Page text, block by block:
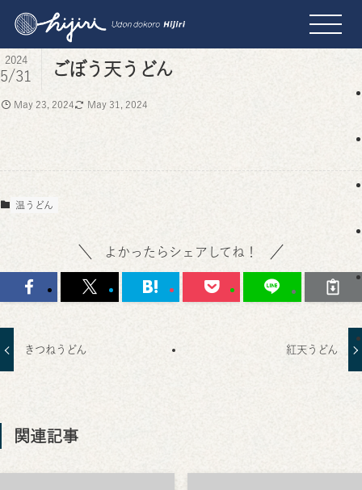
ごぼう天うどん
2024
5/31
May 23, 2024 May 31, 2024
温うどん
よかったらシェアしてね！
きつねうどん 紅天うどん
関連記事